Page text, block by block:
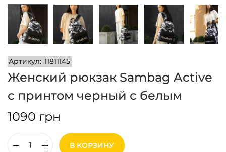
Артикул: 11811145
Женский рюкзак Sambag Active
с принтом черный с белым
1090 грн
В КОРЗИНУ